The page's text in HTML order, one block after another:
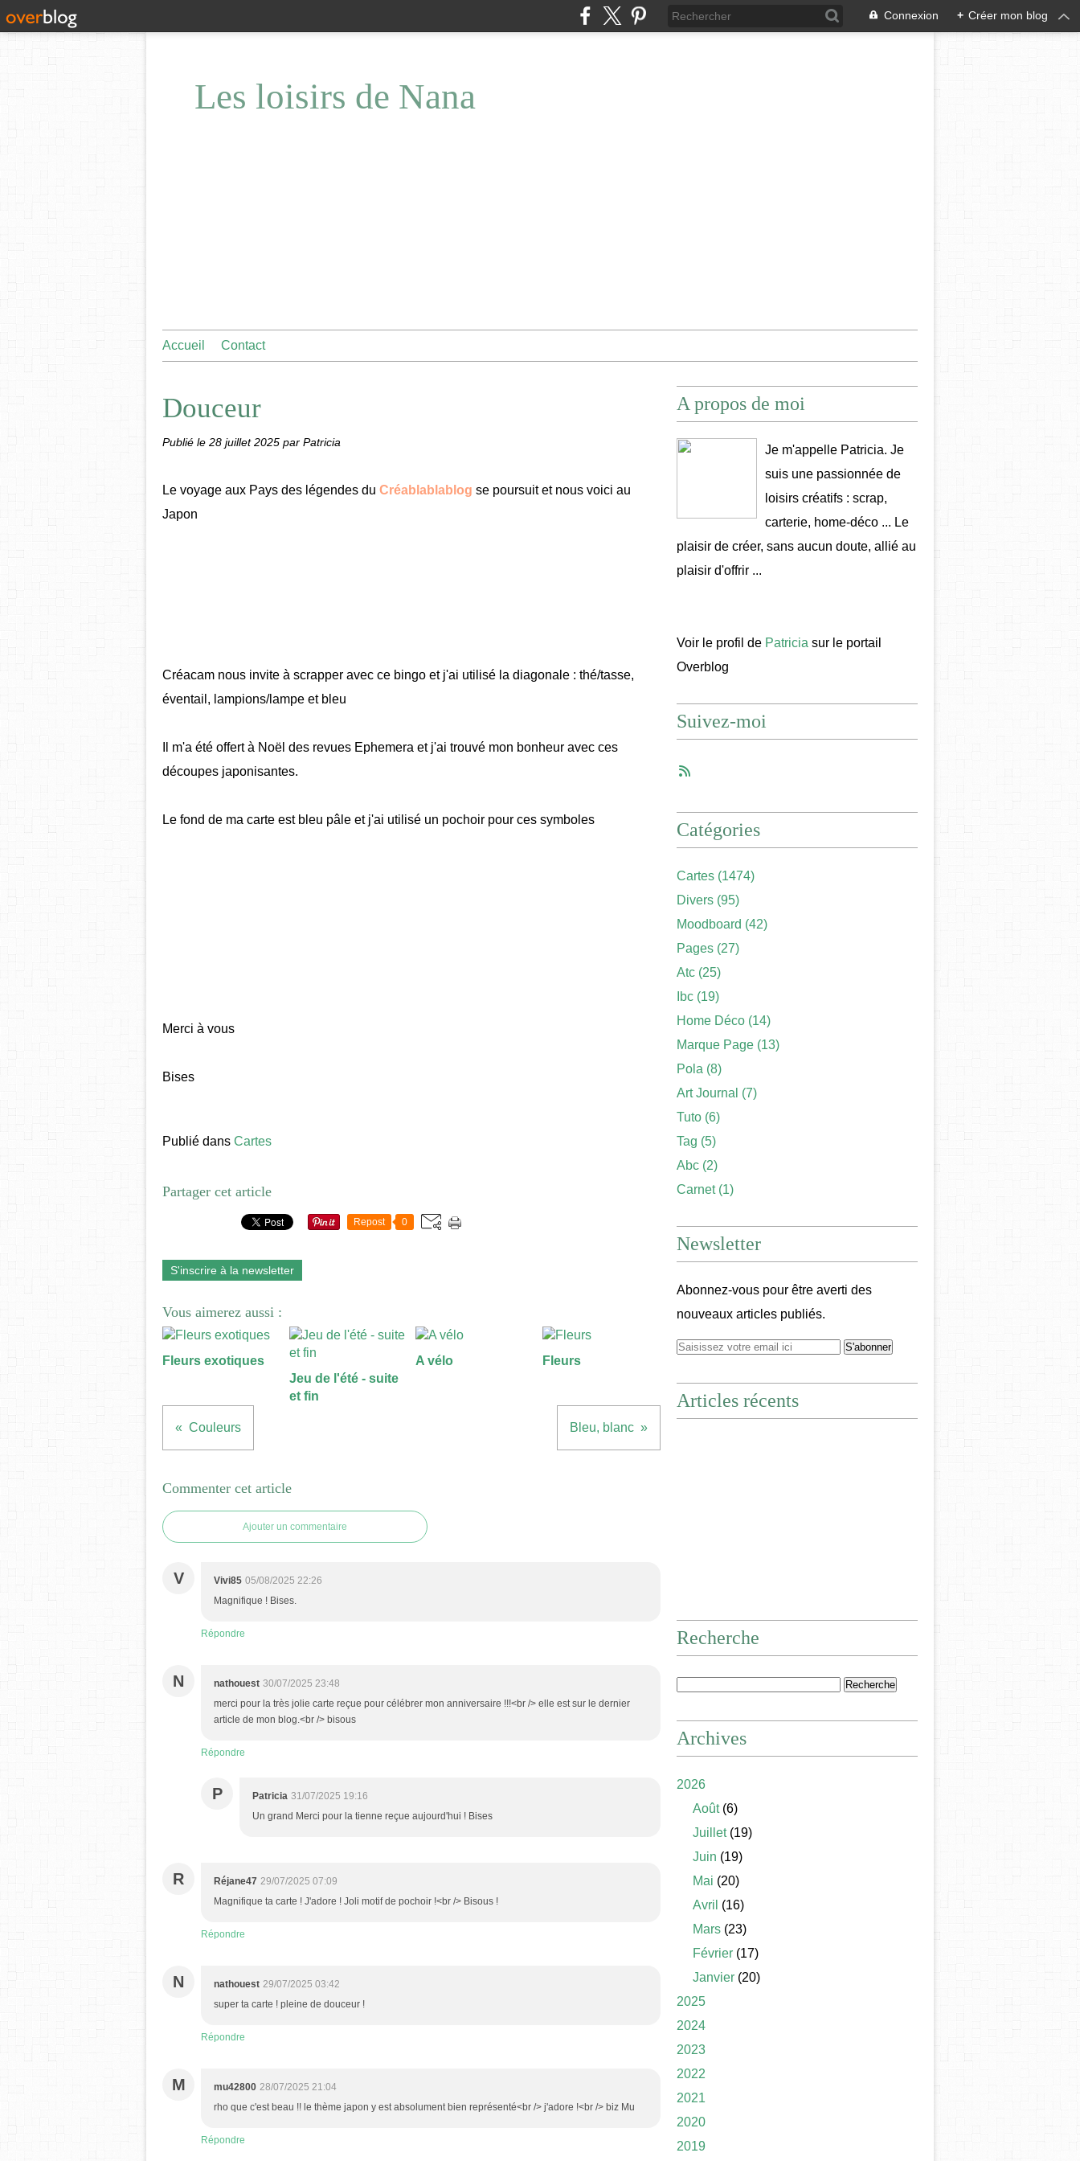
Connexion + Créer mon blog
Les loisirs de Nana
Accueil Contact
Douceur
Publié le 28 juillet 2025 par Patricia
Le voyage aux Pays des légendes du Créablablablog se poursuit et nous voici au
Japon
Créacam nous invite à scrapper avec ce bingo et j'ai utilisé la diagonale : thé/tasse,
éventail, lampions/lampe et bleu
Il m'a été offert à Noël des revues Ephemera et j'ai trouvé mon bonheur avec ces
découpes japonisantes.
Le fond de ma carte est bleu pâle et j'ai utilisé un pochoir pour ces symboles
Merci à vous
Bises
Publié dans Cartes
Partager cet article
Repost 0
S'inscrire à la newsletter
Vous aimerez aussi :
Fleurs exotiques
Jeu de l'été - suite
et fin
A vélo Fleurs
Couleurs Bleu, blanc
Commenter cet article
Ajouter un commentaire
V Vivi85 05/08/2025 22:26
Magnifique ! Bises.
Répondre
N nathouest 30/07/2025 23:48
merci pour la très jolie carte reçue pour célébrer mon anniversaire !!!<br /> elle est sur le dernier
article de mon blog.<br /> bisous
Répondre
P Patricia 31/07/2025 19:16
Un grand Merci pour la tienne reçue aujourd'hui ! Bises
R Réjane47 29/07/2025 07:09
Magnifique ta carte ! J'adore ! Joli motif de pochoir !<br /> Bisous !
Répondre
N nathouest 29/07/2025 03:42
super ta carte ! pleine de douceur !
Répondre
M mu42800 28/07/2025 21:04
rho que c'est beau !! le thème japon y est absolument bien représenté<br /> j'adore !<br /> biz Mu
Répondre
A propos de moi
Je m'appelle Patricia. Je
suis une passionnée de
loisirs créatifs : scrap,
carterie, home-déco ... Le
plaisir de créer, sans aucun doute, allié au
plaisir d'offrir ...
Voir le profil de Patricia sur le portail
Overblog
Suivez-moi
Catégories
Cartes (1474)
Divers (95)
Moodboard (42)
Pages (27)
Atc (25)
Ibc (19)
Home Déco (14)
Marque Page (13)
Pola (8)
Art Journal (7)
Tuto (6)
Tag (5)
Abc (2)
Carnet(1)
Newsletter
Abonnez-vous pour être averti des
nouveaux articles publiés.
Articles récents
Recherche
Archives
2026
Août(6)
Juillet(19)
Juin (19)
Mai (20)
Avril (16)
Mars (23)
Février (17)
Janvier (20)
2025
2024
2023
2022
2021
2020
2019